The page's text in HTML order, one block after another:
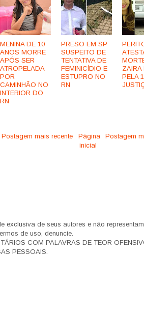
MENINA DE 10
ANOS MORRE
APÓS SER
ATROPELADA
POR
CAMINHÃO NO
INTERIOR DO
RN
PRESO EM SP
SUSPEITO DE
TENTATIVA DE
FEMINICÍDIO E
ESTUPRO NO
RN
ZAIRA
PELA
mais recente Postagem
Página
inicial
exclusiva de seus autores e não
de uso, denuncie.
COM PALAVRAS DE TEOR
PESSOAIS.